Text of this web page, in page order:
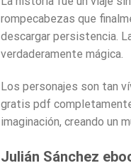
rompecabezas que
descargar persistencia.
verdaderamente mágica.
Los personajes son tan
gratis pdf
imaginación, creando un
Julián Sánchez